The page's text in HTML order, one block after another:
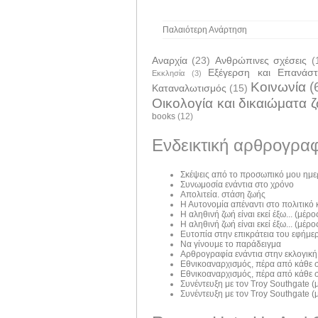
Παλαιότερη Ανάρτηση
Αναρχία (23) Ανθρώπινες σχέσεις
Εκκλησία (3)
Εξέγερση και
Καταναλωτισμός (15) Κοινωνία
Οικολογία και δικαιώματα
books (12)
Ενδεικτική
Σκέψεις από το προσωπικό μου
Συνωμοσία ενάντια στο χρόνο
Απολιτεία. στάση ζωής
Η Αυτονομία απέναντι στο πολιτικό
Η αληθινή ζωή είναι εκεί έξω...
Η αληθινή ζωή είναι εκεί έξω...
Ευτοπία στην επικράτεια του
Να γίνουμε το παράδειγμα
Αρθρογραφία ενάντια στην εκλογική
Εθνικοαναρχισμός, πέρα από κάθε
Εθνικοαναρχισμός, πέρα από κάθε
Συνέντευξη με τον Troy Southgate
Συνέντευξη με τον Troy Southgate